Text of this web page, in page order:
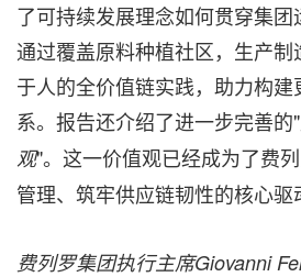
了可持续发展理念如何贯穿集
通过覆盖原料种植社区，生产
于人的全价值链实践，助力构
系。报告还介绍了进一步完善的"
观"。这一价值观已经成为了费
管理、筑牢供应链韧性的核心驱
费列罗集团执行主席Giovanni